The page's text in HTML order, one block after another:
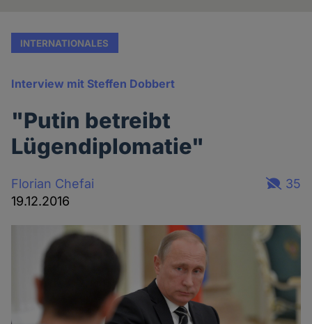
INTERNATIONALES
Interview mit Steffen Dobbert
"Putin betreibt
Lügendiplomatie"
Florian Chefai
19.12.2016
35